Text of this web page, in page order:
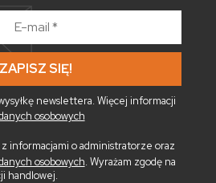
newslettera. Więcej informacji
osobowych
z informacjami o administratorze oraz
osobowych. Wyrażam zgodę na
handlowej.